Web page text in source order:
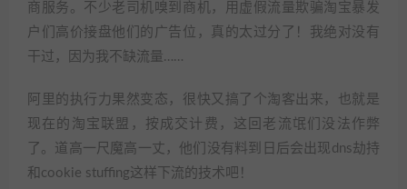
商服务。不少老司机嗅到商机，用虚假流量欺骗淘宝暴发
户们高价接盘他们的广告位，真的太过分了！我绝对没有
干过，因为我不缺流量……
阿里的执行力果然变态，很快又搞了个淘客出来，也就是
现在的淘宝联盟，按成交计费，这回老流氓们没法作弊
了。道高一尺魔高一丈，他们没有料到日后会出现dns劫持
和cookie stuffing这样下流的技术吧！